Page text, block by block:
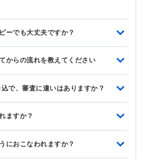
ーでも大丈夫ですか？
からの流れを教えてください
で、審査に違いはありますか？
ますか？
におこなわれますか？